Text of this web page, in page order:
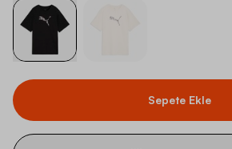
Sepete Ekle